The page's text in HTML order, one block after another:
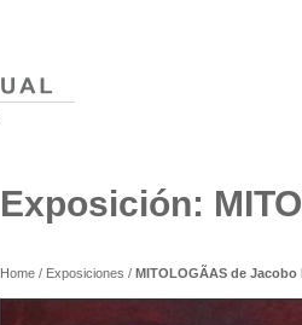
Exposición:
Home/ Exposiciones / MITOLOGÃAS de Jacobo